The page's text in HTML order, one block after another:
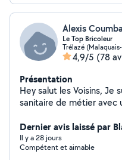
Alexis Coumba
Le Top Bricoleur
Trélazé
4,9/5 (78
Présentation
Hey salut les Voisins, Je suis plombier installateur
sanitaire de métier avec
Installation Sanitaire -Baignoire -Receveur
Vasque et double
douchette ) - Évier -
Dernier avis laissé par
Il y a 28 jours
Compétent et aimable